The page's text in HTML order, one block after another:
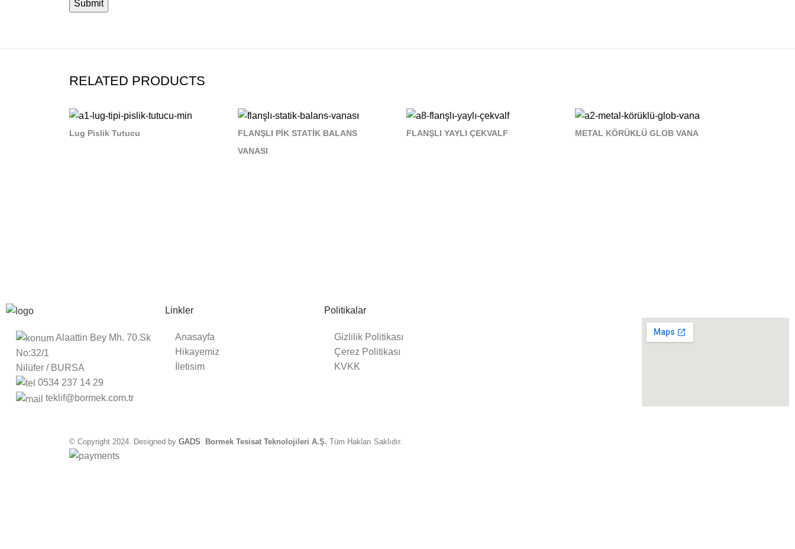
RELATED PRODUCTS
Lug Pislik Tutucu
FLANŞLI PİK STATİK BALANS
VANASI
FLANŞLI YAYLI ÇEKVALF METAL KÖRÜKLÜ GLOB VANA
Alaattin Bey Mh. 70.Sk
No:32/1
Nilüfer / BURSA
0534 237 14 29
teklif@bormek.com.tr
Linkler
Anasayfa
Hikayemiz
İletisim
Politikalar
Gizlilik Politikası
Çerez Politikası
KVKK
© Copyright 2024. Designed by GADS Bormek Tesisat Teknolojileri A.Ş. Tüm Hakları Saklıdır.